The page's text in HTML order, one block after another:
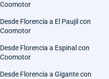
Coomotor
Desde Florencia a El Paujil con
Coomotor
Desde Florencia a Espinal con
Coomotor
Desde Florencia a Gigante con